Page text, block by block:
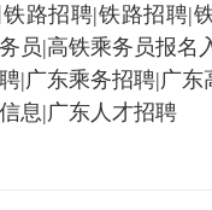
路招聘|铁路招聘|
员|高铁乘务员报名
|广东乘务招聘|广东
息|广东人才招聘